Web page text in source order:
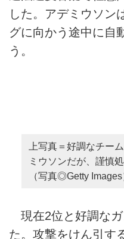
した。アデミウソン
グに向かう途中に自
う。
上写真＝好調なチー
ミウソンだが、謹慎
（写真◎Getty Images
現在2位と好調なガ
た。攻撃をけん引す